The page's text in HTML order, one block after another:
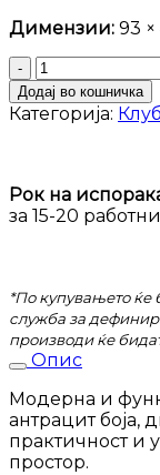
Димензии: 93 ×
Клуб
маса
Коузи
количина
Додај во кошничка
Категорија:
Рок на
за 15-20
*По купувањето ќе
служба за
производи ќе
Опис
Модерна и
антрацит боја,
практичност и
простор.